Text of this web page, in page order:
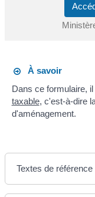
À savoir
Dans ce formulaire,
taxable, c'est-à-dire
d'aménagement.
Textes de référence